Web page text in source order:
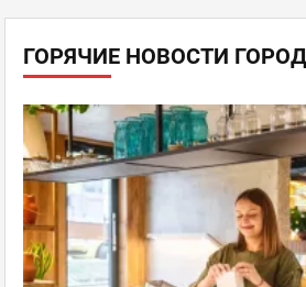
ГОРЯЧИЕ НОВОСТИ